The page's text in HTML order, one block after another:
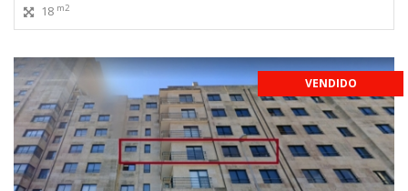
18 m2
VENDIDO